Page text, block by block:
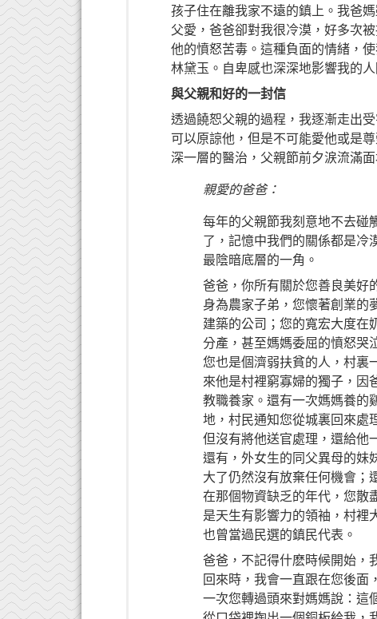
孩子住在離我家不遠的鎮上。我爸
父愛，爸爸卻對我很冷漠，好多次
他的憤怒苦毒。這種負面的情緒，
林黛玉。自卑感也深深地影響我的
與父親和好的一封信
透過饒恕父親的過程，我逐漸走出
可以原諒他，但是不可能愛他或是
深一層的醫治，父親節前夕涙流滿
親愛的爸爸：
每年的父親節我刻意地不去碰
了，記憶中我們的關係都是
最陰暗底層的一角。
爸爸，你所有關於您善良美好
身為農家子弟，您懷著創業的
建築的公司；您的寬宏大度在
分產，甚至媽媽委屈的憤怒哭
您也是個濟弱扶貧的人，村裏
來他是村裡窮寡婦的獨子，因
教職養家。還有一次媽媽養的
地，村民通知您從城裏回來處
但沒有將他送官處理，還給他
還有，外女生的同父異母的妹
大了仍然沒有放棄任何機會；
在那個物資缺乏的年代，您散
是天生有影響力的領袖，村裡
也曾當過民選的鎮民代表。
爸爸，不記得什麽時候開始，
回來時，我會一直跟在您後面
一次您轉過頭來對媽媽說：這